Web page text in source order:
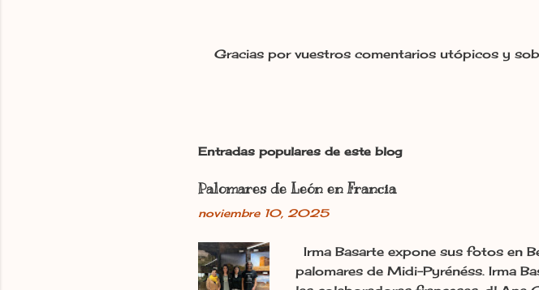
c
r
u
n
o
m
e
n
Gracias por vuestros comentarios utópicos y
Entradas populares de este blog
Palomares de León en Francia
noviembre 10, 2025
Irma Basarte expone sus fotos en
palomares de Midi-Pyrénéss. Irma